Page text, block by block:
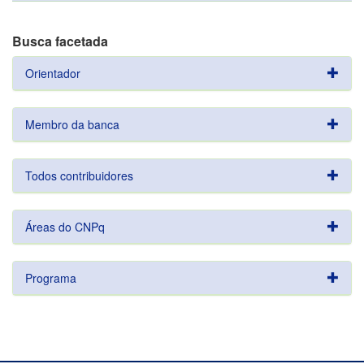
Busca facetada
Orientador
Membro da banca
Todos contribuidores
Áreas do CNPq
Programa